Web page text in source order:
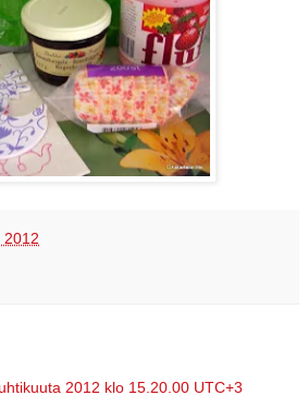
2012
2012 klo 15.20.00 UTC+3